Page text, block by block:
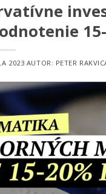
2023 AUTOR: PETER